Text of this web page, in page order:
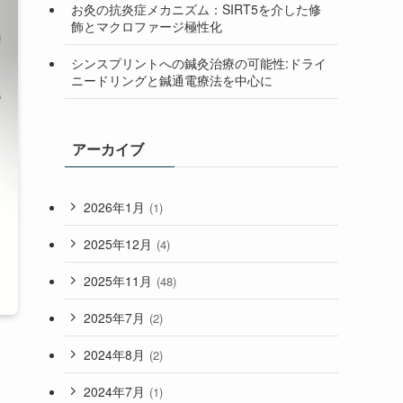
お灸の抗炎症メカニズム：SIRT5を介した修
飾とマクロファージ極性化
シンスプリントへの鍼灸治療の可能性:ドライ
ニードリングと鍼通電療法を中心に
アーカイブ
2026年1月 (1)
2025年12月 (4)
2025年11月 (48)
2025年7月 (2)
2024年8月 (2)
2024年7月 (1)